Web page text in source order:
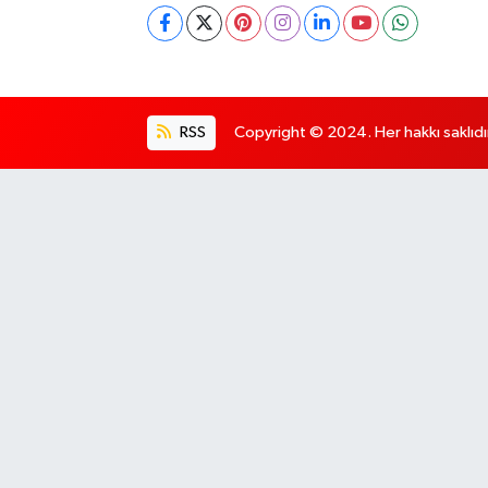
RSS Copyright © 2024. Her hakkı